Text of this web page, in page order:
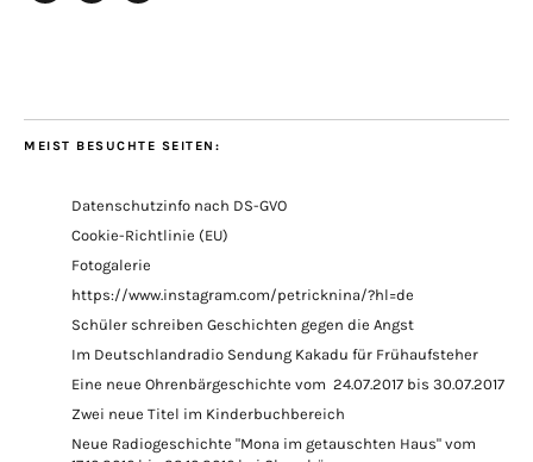
MEIST BESUCHTE SEITEN:
Datenschutzinfo nach DS-GVO
Cookie-Richtlinie (EU)
Fotogalerie
https://www.instagram.com/petricknina/?hl=de
Schüler schreiben Geschichten gegen die Angst
Im Deutschlandradio Sendung Kakadu für Frühaufsteher
Eine neue Ohrenbärgeschichte vom 24.07.2017 bis 30.07.2017
Zwei neue Titel im Kinderbuchbereich
Neue Radiogeschichte "Mona im getauschten Haus" vom